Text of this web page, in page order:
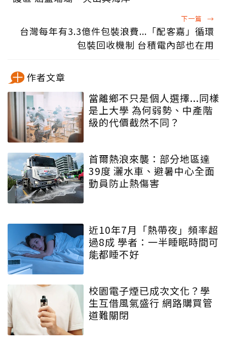
下一篇 →
台灣每年有3.3億件包裝浪費...「配客嘉」循環
包裝回收機制 台積電內部也在用
作者文章
當離鄉不只是個人選擇...同樣
是上大學 為何弱勢、中產階
級的代價截然不同？
首爾熱浪來襲：部分地區達
39度 灑水車、避暑中心全面
動員防止熱傷害
近10年7月「熱帶夜」頻率超
過8成 學者：一半睡眠時間可
能都睡不好
校園電子煙已成次文化？學
生互借風氣盛行 網路購買管
道難關閉